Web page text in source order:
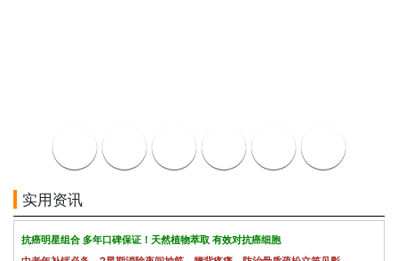
实用资讯
抗癌明星组合 多年口碑保证！天然植物萃取 有效对抗癌细胞